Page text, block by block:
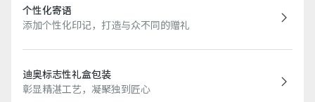
个性化寄语
添加个性化印记，打造与众不同的赠礼
迪奥标志性礼盒包装
彰显精湛工艺，凝聚独到匠心